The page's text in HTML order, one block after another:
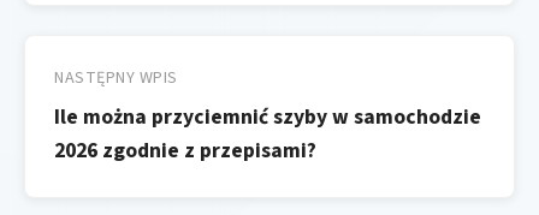
NASTĘPNY WPIS
Ile można przyciemnić szyby w samochodzie
2026 zgodnie z przepisami?